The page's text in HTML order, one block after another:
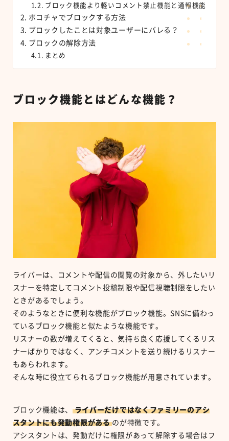
ブロック機能より軽いコメント禁止機能と通報機能
ポコチャでブロックする方法
ブロックしたことは対象ユーザーにバレる？
ブロックの解除方法
まとめ
ブロック機能とはどんな機能？
ライバーは、コメントや配信の閲覧の対象から、外したいリ
スナーを特定してコメント投稿制限や配信視聴制限をしたい
ときがあるでしょう。
そのようなときに便利な機能がブロック機能。SNSに備わっ
ているブロック機能と似たような機能です。
リスナーの数が増えてくると、気持ち良く応援してくるリス
ナーばかりではなく、アンチコメントを送り続けるリスナー
もあらわれます。
そんな時に役立てられるブロック機能が用意されています。
ブロック機能は、 ライバーだけではなくファミリーのアシ
スタントにも発動権限がある のが特徴です。
アシスタントは、発動だけに権限があって解除する場合はフ